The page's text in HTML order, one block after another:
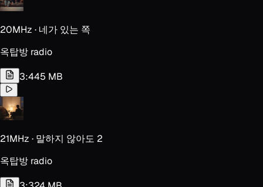
20MHz · 네가 있는 쪽
옥탑방 radio
3:445 MB
21MHz · 말하지 않아도 2
옥탑방 radio